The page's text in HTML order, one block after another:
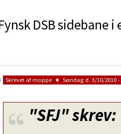
DSB sidebane i
Skrevet afmoppe Søndag d. 3/10/2010 -
"SFJ"skrev: